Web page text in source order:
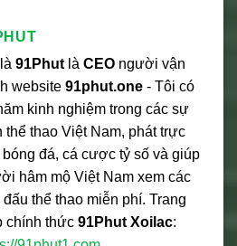
91Phut là CEO người vận
website 91phut.one - Tôi có
kinh nghiệm trong các sự
thể thao Việt Nam, phát trực
bóng đá, cá cược tỷ số và giúp
hâm mộ Việt Nam xem các
đấu thể thao miễn phí. Trang
chính thức 91Phut Xoilac: